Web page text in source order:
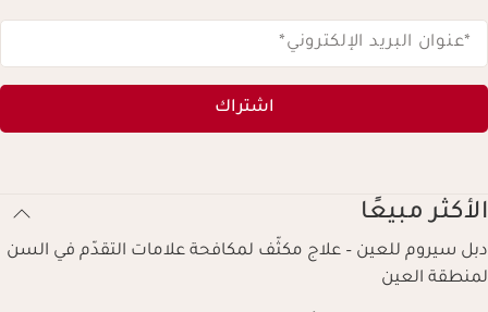
*عنوان البريد الإلكتروني*
اشتراك
الأكثر مبيعًا
دبل سيروم للعين – علاج مكثّف لمكافحة علامات التقدّم في السن
لمنطقة العين